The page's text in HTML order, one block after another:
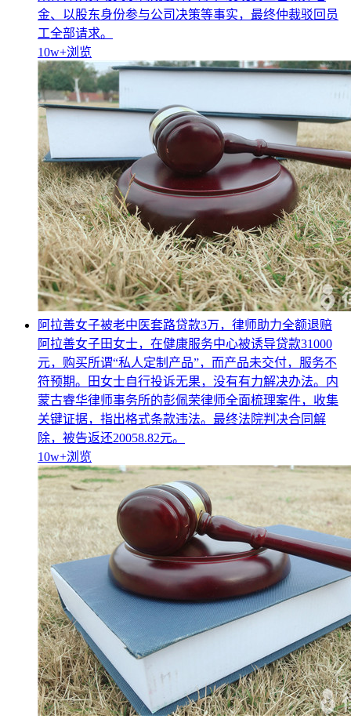
金、以股东身份参与公司决策等事实，最终仲裁驳回员
工全部请求。
10w+浏览
阿拉善女子被老中医套路贷款3万，律师助力全额退赔
阿拉善女子田女士，在健康服务中心被诱导贷款31000
元，购买所谓“私人定制产品”，而产品未交付，服务不
符预期。田女士自行投诉无果，没有有力解决办法。内
蒙古睿华律师事务所的彭佩荣律师全面梳理案件，收集
关键证据，指出格式条款违法。最终法院判决合同解
除，被告返还20058.82元。
10w+浏览